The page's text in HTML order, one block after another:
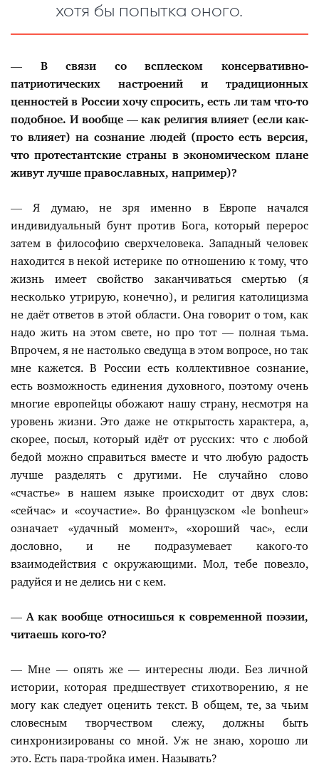
хотя бы попытка оного.
— В связи со всплеском консервативно-
патриотических настроений и традиционных
ценностей в России хочу спросить, есть ли там что-то
подобное. И вообще — как религия влияет (если как-
то влияет) на сознание людей (просто есть версия,
что протестантские страны в экономическом плане
живут лучше православных, например)?
— Я думаю, не зря именно в Европе начался
индивидуальный бунт против Бога, который перерос
затем в философию сверхчеловека. Западный человек
находится в некой истерике по отношению к тому, что
жизнь имеет свойство заканчиваться смертью (я
несколько утрирую, конечно), и религия католицизма
не даёт ответов в этой области. Она говорит о том, как
надо жить на этом свете, но про тот — полная тьма.
Впрочем, я не настолько сведуща в этом вопросе, но так
мне кажется. В России есть коллективное сознание,
есть возможность единения духовного, поэтому очень
многие европейцы обожают нашу страну, несмотря на
уровень жизни. Это даже не открытость характера, а,
скорее, посыл, который идёт от русских: что с любой
бедой можно справиться вместе и что любую радость
лучше разделять с другими. Не случайно слово
«счастье» в нашем языке происходит от двух слов:
«сейчас» и «соучастие». Во французском «le bonheur»
означает «удачный момент», «хороший час», если
дословно, и не подразумевает какого-то
взаимодействия с окружающими. Мол, тебе повезло,
радуйся и не делись ни с кем.
— А как вообще относишься к современной поэзии,
читаешь кого-то?
— Мне — опять же — интересны люди. Без личной
истории, которая предшествует стихотворению, я не
могу как следует оценить текст. В общем, те, за чьим
словесным творчеством слежу, должны быть
синхронизированы со мной. Уж не знаю, хорошо ли
это. Есть пара-тройка имен. Называть?